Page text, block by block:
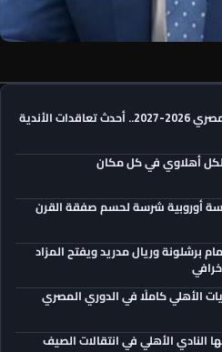
مكان
الأندية
أهلاوي في كل مكان
أوروبية شرسة لحسم صفقة القرن
برشلونة وريال مدريد ويفتح المزاد
الأهلي كاملًا في الدوري المصري
النادي الأهلي في انتقالات الصيف